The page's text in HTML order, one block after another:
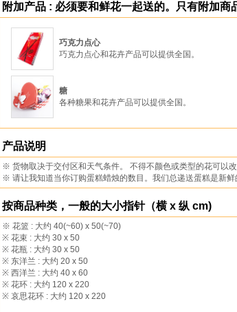
附加产品 : 必须要和鲜花一起送的。只有附加商
巧克力点心
巧克力点心和花卉产品可以提供全国。
糖
各种糖果和花卉产品可以提供全国。
产品说明
※ 货物取决于交付区和天气条件。 不得不颜色或类型的花可以改
※ 请让我知道当你订购蛋糕蜡烛的数目。我们总递送蛋糕是新鲜
按商品种类，一般的大小指针（横 x 纵 cm)
※ 花篮 : 大约 40(~60) x 50(~70)
※ 花束 : 大约 30 x 50
※ 花瓶 : 大约 30 x 50
※ 东洋兰 : 大约 20 x 50
※ 西洋兰 : 大约 40 x 60
※ 花环 : 大约 120 x 220
※ 哀思花环 : 大约 120 x 220